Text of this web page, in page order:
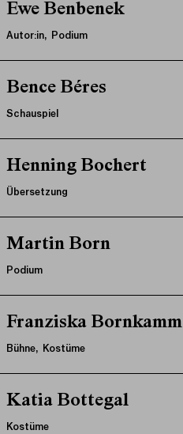
Ewe Benbenek
Autor:in, Podium
Bence Béres
Schauspiel
Henning Bochert
Übersetzung
Martin Born
Podium
Franziska Bornkamm
Bühne, Kostüme
Katia Bottegal
Kostüme